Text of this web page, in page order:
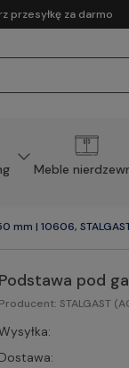
przesyłkę za darmo
Meble
| 10606,
Podstawa pod
Producent: STALGAST
Dostawa: